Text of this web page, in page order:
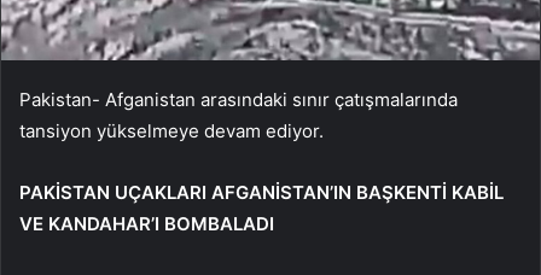
Pakistan- Afganistan arasındaki sınır çatışmalarında
tansiyon yükselmeye devam ediyor.
PAKİSTAN UÇAKLARI AFGANİSTAN’IN BAŞKENTİ KABİL
VE KANDAHAR’I BOMBALADI